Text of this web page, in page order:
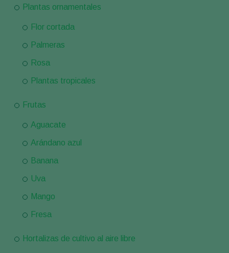
Plantas ornamentales
Flor cortada
Palmeras
Rosa
Plantas tropicales
Frutas
Aguacate
Arándano azul
Banana
Uva
Mango
Fresa
Hortalizas de cultivo al aire libre